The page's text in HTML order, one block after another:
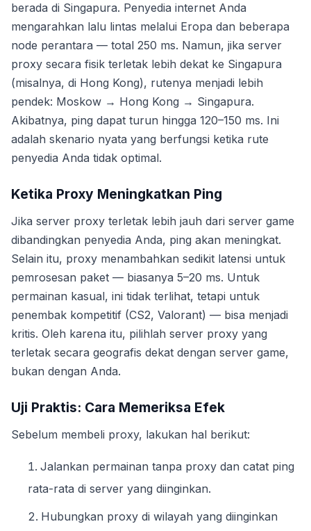
berada di Singapura. Penyedia internet Anda
mengarahkan lalu lintas melalui Eropa dan beberapa
node perantara — total 250 ms. Namun, jika server
proxy secara fisik terletak lebih dekat ke Singapura
(misalnya, di Hong Kong), rutenya menjadi lebih
pendek: Moskow → Hong Kong → Singapura.
Akibatnya, ping dapat turun hingga 120–150 ms. Ini
adalah skenario nyata yang berfungsi ketika rute
penyedia Anda tidak optimal.
Ketika Proxy Meningkatkan Ping
Jika server proxy terletak lebih jauh dari server game
dibandingkan penyedia Anda, ping akan meningkat.
Selain itu, proxy menambahkan sedikit latensi untuk
pemrosesan paket — biasanya 5–20 ms. Untuk
permainan kasual, ini tidak terlihat, tetapi untuk
penembak kompetitif (CS2, Valorant) — bisa menjadi
kritis. Oleh karena itu, pilihlah server proxy yang
terletak secara geografis dekat dengan server game,
bukan dengan Anda.
Uji Praktis: Cara Memeriksa Efek
Sebelum membeli proxy, lakukan hal berikut:
Jalankan permainan tanpa proxy dan catat ping
rata-rata di server yang diinginkan.
Hubungkan proxy di wilayah yang diinginkan